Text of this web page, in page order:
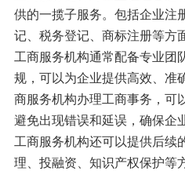
供的一揽子服务。包括企业注
记、税务登记、商标注册等方
工商服务机构通常配备专业团
规，可以为企业提供高效、准
商服务机构办理工商事务，可
避免出现错误和延误，确保企
工商服务机构还可以提供后续
理、投融资、知识产权保护等